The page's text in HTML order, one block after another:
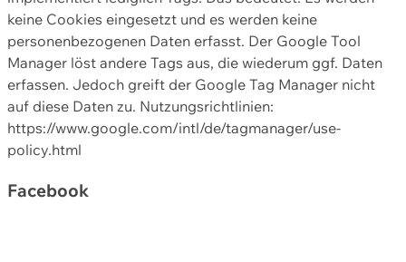
keine Cookies eingesetzt und es werden keine
personenbezogenen Daten erfasst. Der Google Tool
Manager löst andere Tags aus, die wiederum ggf. Daten
erfassen. Jedoch greift der Google Tag Manager nicht
auf diese Daten zu. Nutzungsrichtlinien:
https://www.google.com/intl/de/tagmanager/use-
policy.html
Facebook